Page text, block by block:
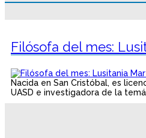
Filósofa del mes:
Nacida en San Cristóbal, es
UASD e investigadora de la